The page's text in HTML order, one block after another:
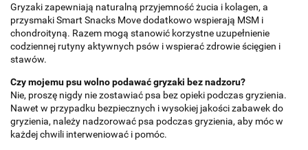
Gryzaki zapewniają naturalną przyjemność żucia i kolagen, a
przysmaki Smart Snacks Move dodatkowo wspierają MSM i
chondroityną. Razem mogą stanowić korzystne uzupełnienie
codziennej rutyny aktywnych psów i wspierać zdrowie ścięgien i
stawów.
Czy mojemu psu wolno podawać gryzaki bez nadzoru?
Nie, proszę nigdy nie zostawiać psa bez opieki podczas gryzienia.
Nawet w przypadku bezpiecznych i wysokiej jakości zabawek do
gryzienia, należy nadzorować psa podczas gryzienia, aby móc w
każdej chwili interweniować i pomóc.